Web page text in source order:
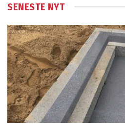
SENESTE NYT